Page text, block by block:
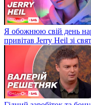
Я обожнюю свій день
привітав Jerry Heil зі